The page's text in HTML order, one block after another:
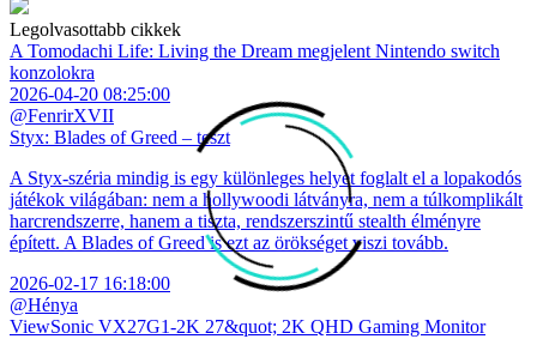
Legolvasottabb cikkek
A Tomodachi Life: Living the Dream megjelent Nintendo switch
konzolokra
2026-04-20 08:25:00
@FenrirXVII
Styx: Blades of Greed – teszt
A Styx-széria mindig is egy különleges helyet foglalt el a lopakodós
játékok világában: nem a hollywoodi látványra, nem a túlkomplikált
harcrendszerre, hanem a tiszta, rendszerszintű stealth élményre
épített. A Blades of Greed is ezt az örökséget viszi tovább.
2026-02-17 16:18:00
@Hénya
ViewSonic VX27G1-2K 27&quot; 2K QHD Gaming Monitor